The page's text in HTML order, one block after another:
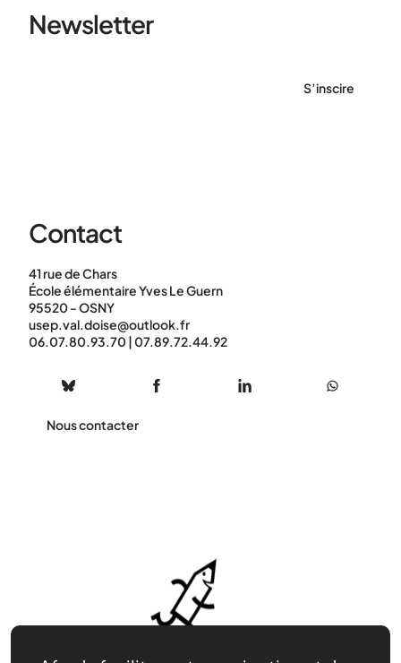
Newsletter
S’inscire
Contact
41 rue de Chars
École élémentaire Yves Le Guern
95520 - OSNY
usep.val.doise@outlook.fr
06.07.80.93.70 | 07.89.72.44.92
Nous contacter